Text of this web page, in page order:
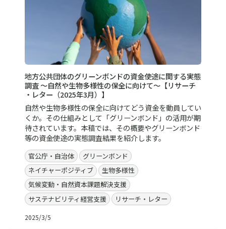
地方公共団体のグリーンボンドの資金使途に関する実態
調査 ～自然や生物多様性の保全に向けて～【リサーチ
・レター（2025年3月）】
自然や生物多様性の保全に向けてどう資金を動員してい
くか。その仕組みとして「グリーンボンド」の活用が期
待されています。本稿では、その概要やグリーンボンド
等の資金使途の実態調査結果を紹介します。
官公庁・自治体
グリーンボンド
ネイチャーポジティブ
生物多様性
気候変動・自然資本課題解決支援
サステナビリティ経営支援
リサーチ・レター
2025/3/5